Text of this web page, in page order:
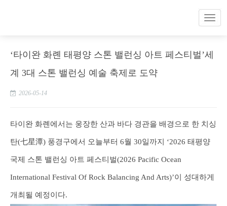
‘타이완 화롄 태평양 스톤 밸런싱 아트 페스티벌’세
계 3대 스톤 밸런싱 예술 축제로 도약
2026-05-14
타이완 화롄에서는 웅장한 산과 바다 경관을 배경으로 한 치싱
탄(七星潭) 풍경구에서 오늘부터 6월 30일까지 ‘2026 태평양
국제 스톤 밸런싱 아트 페스티벌(2026 Pacific Ocean
International Festival Of Rock Balancing And Arts)’이 성대하게
개최될 예정이다.